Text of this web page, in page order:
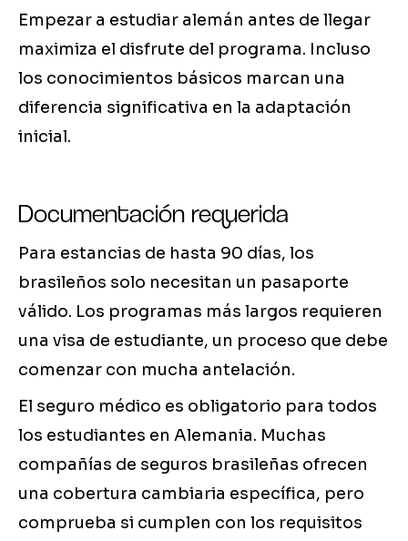
Empezar a estudiar alemán antes de llegar
maximiza el disfrute del programa. Incluso
los conocimientos básicos marcan una
diferencia significativa en la adaptación
inicial.
Documentación requerida
Para estancias de hasta 90 días, los
brasileños solo necesitan un pasaporte
válido. Los programas más largos requieren
una visa de estudiante, un proceso que debe
comenzar con mucha antelación.
El seguro médico es obligatorio para todos
los estudiantes en Alemania. Muchas
compañías de seguros brasileñas ofrecen
una cobertura cambiaria específica, pero
comprueba si cumplen con los requisitos